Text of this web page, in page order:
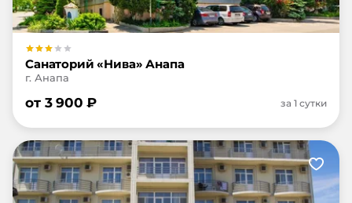
Санаторий «Нива» Анапа
г. Анапа
от 3 900 ₽ за 1 сутки